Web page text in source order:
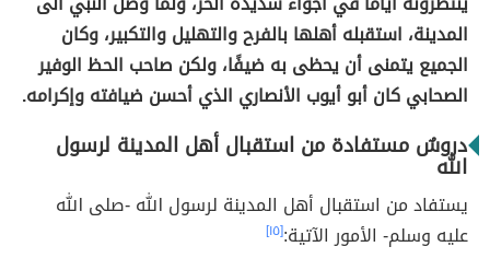
المدينة، استقبله أهلها بالفرح والتهليل والتكبير، وكان
الجميع يتمنى أن يحظى به ضيفًا، ولكن صاحب الحظ الوفير
الصحابي كان أبو أيوب الأنصاري الذي أحسن ضيافته وإكرامه.
دروسٌ مستفادة من استقبال أهل المدينة لرسول
الله
يستفاد من استقبال أهل المدينة لرسول الله -صلى الله
عليه وسلم- الأمور الآتية:[١٥]